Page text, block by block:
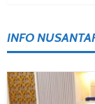
INFO